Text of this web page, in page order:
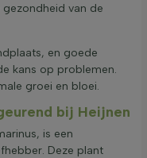
van de
en goede
kans op problemen.
groei en bloei.
bij Heijnen
is een
Deze plant